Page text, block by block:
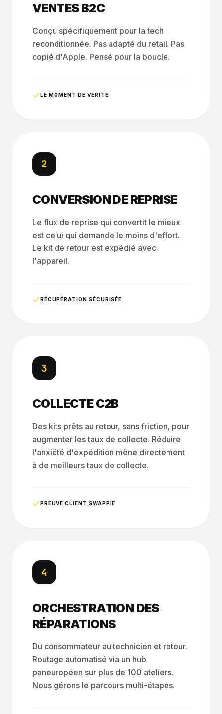
VENTES B2C
Conçu spécifiquement pour la tech
reconditionnée. Pas adapté du retail. Pas
copié d'Apple. Pensé pour la boucle.
LE MOMENT DE VÉRITÉ
2
CONVERSION DE REPRISE
Le flux de reprise qui convertit le mieux
est celui qui demande le moins d'effort.
Le kit de retour est expédié avec
l'appareil.
RÉCUPÉRATION SÉCURISÉE
3
COLLECTE C2B
Des kits prêts au retour, sans friction, pour
augmenter les taux de collecte. Réduire
l'anxiété d'expédition mène directement
à de meilleurs taux de collecte.
PREUVE CLIENT SWAPPIE
4
ORCHESTRATION DES
RÉPARATIONS
Du consommateur au technicien et retour.
Routage automatisé via un hub
paneuropéen sur plus de 100 ateliers.
Nous gérons le parcours multi-étapes.